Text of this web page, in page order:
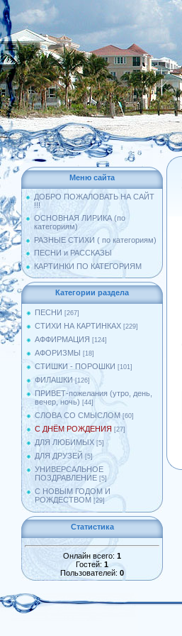
Меню сайта
ДОБРО ПОЖАЛОВАТЬ НА САЙТ
!!!
ОСНОВНАЯ ЛИРИКА (по
категориям)
РАЗНЫЕ СТИХИ ( по категориям)
ПЕСНИ и РАССКАЗЫ
КАРТИНКИ ПО КАТЕГОРИЯМ
Категории раздела
ПЕСНИ [267]
СТИХИ НА КАРТИНКАХ [229]
АФФИРМАЦИЯ [124]
АФОРИЗМЫ [18]
СТИШКИ - ПОРОШКИ [101]
ФИЛАШКИ [126]
ПРИВЕТ-пожелания (утро, день,
вечер, ночь) [44]
СЛОВА СО СМЫСЛОМ [60]
С ДНЁМ РОЖДЕНИЯ [27]
ДЛЯ ЛЮБИМЫХ [5]
ДЛЯ ДРУЗЕЙ [5]
УНИВЕРСАЛЬНОЕ
ПОЗДРАВЛЕНИЕ [5]
С НОВЫМ ГОДОМ И
РОЖДЕСТВОМ [29]
Статистика
Онлайн всего: 1
Гостей: 1
Пользователей: 0